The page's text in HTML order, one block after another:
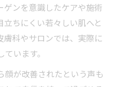
ンを意識したケアや施術
ちにくい若々しい肌へと
膚科やサロンでは、実際に
います。
顔が改善されたという声も